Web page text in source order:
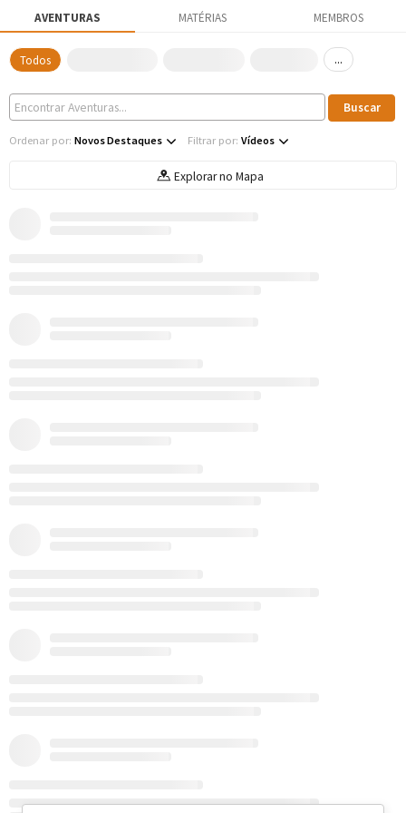
AVENTURAS MATÉRIAS MEMBROS
Todos ...
Ordenar por: Novos Destaques Filtrar por: Vídeos
Explorar no Mapa